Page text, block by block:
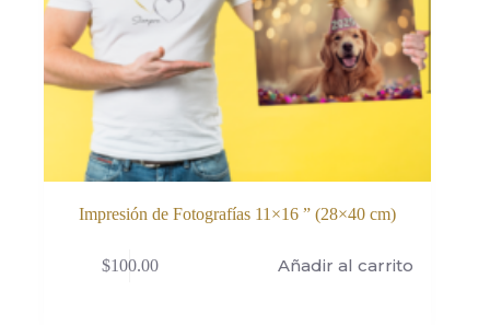
Impresión de Fotografías 11×16 ” (28×40 cm)
$100.00 Añadir al carrito